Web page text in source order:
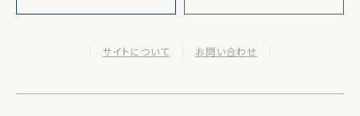
サイトについて お問い合わせ